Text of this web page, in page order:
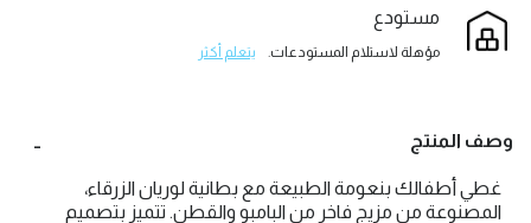
مستودع
مؤهلة لاستلام المستودعات. يتعلم أكثر
وصف المنتج
غطي أطفالك بنعومة الطبيعة مع بطانية لوريان الزرقاء،
المصنوعة من مزيج فاخر من البامبو والقطن. تتميز بتصميم